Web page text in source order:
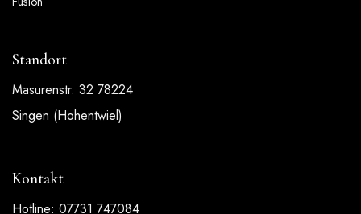
Standort
Masurenstr. 32 78224
Singen (Hohentwiel)
Kontakt
Hotline: 07731 747084